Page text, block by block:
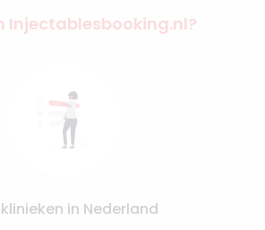
Injectablesbooking.nl?
in Nederland